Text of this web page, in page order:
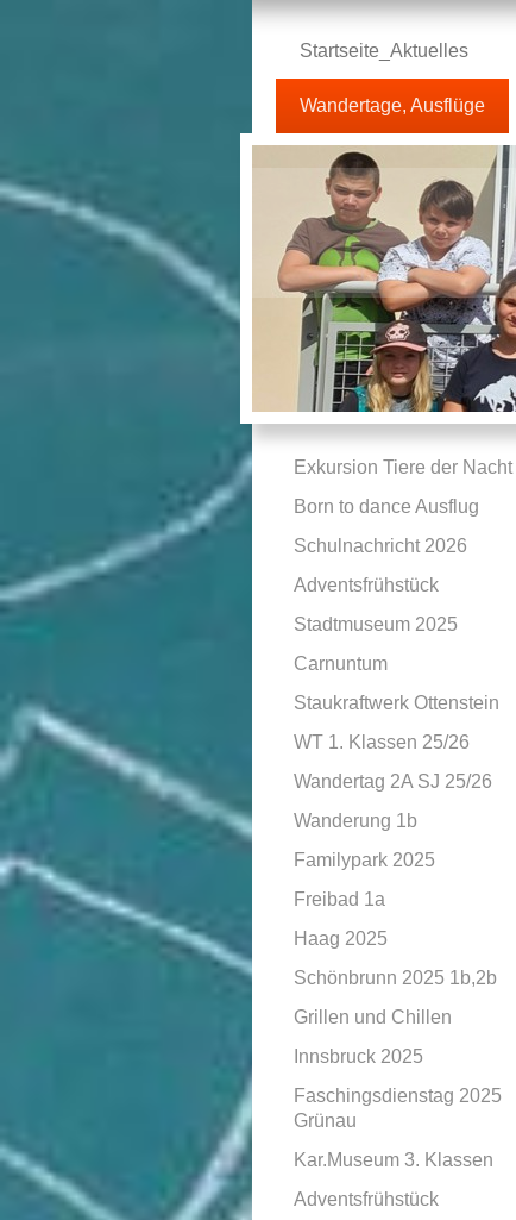
Startseite_Aktuelles
Wandertage, Ausflüge
Exkursion Tiere der Nacht
Born to dance Ausflug
Schulnachricht 2026
Adventsfrühstück
Stadtmuseum 2025
Carnuntum
Staukraftwerk Ottenstein
WT 1. Klassen 25/26
Wandertag 2A SJ 25/26
Wanderung 1b
Familypark 2025
Freibad 1a
Haag 2025
Schönbrunn 2025 1b,2b
Grillen und Chillen
Innsbruck 2025
Faschingsdienstag 2025
Grünau
Kar.Museum 3. Klassen
Adventsfrühstück